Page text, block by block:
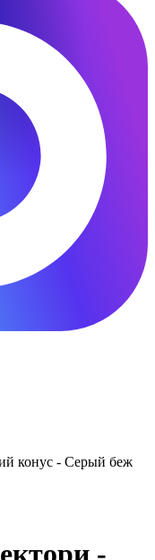
конус - Серый беж